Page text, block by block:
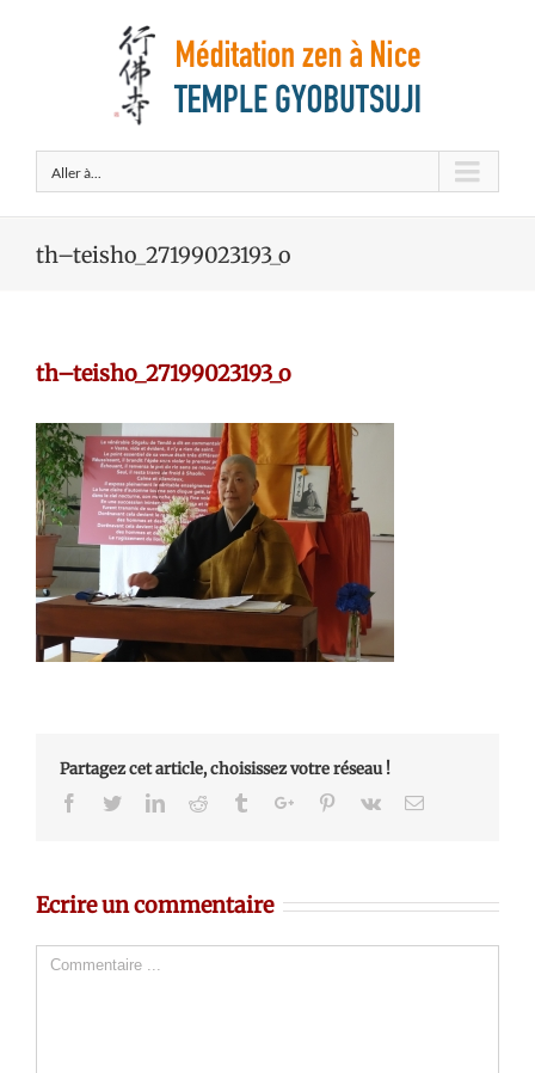
Aller à...
th–teisho_27199023193_o
th–teisho_27199023193_o
Partagez cet article, choisissez votre réseau !
Facebook
TwitterLinkedinReddit TumblrGoogle+Pinterest
Vk Email
Ecrire un commentaire
Comment